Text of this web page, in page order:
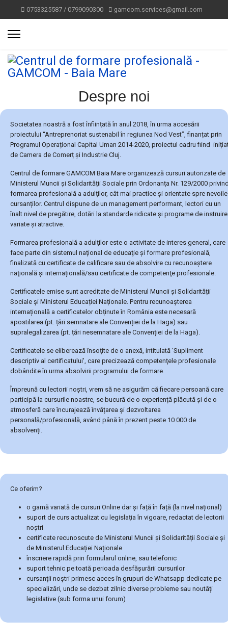
0753325587 / 0799090300 gamcom.services@gmail.com
Despre noi
Societatea noastră a fost înființată în anul 2018, în urma accesării
proiectului “Antreprenoriat sustenabil în regiunea Nod Vest”, finanțat prin
Programul Operațional Capital Uman 2014-2020, proiectul cadru fiind
de Camera de Comerț și Industrie Cluj.
Centrul de formare GAMCOM Baia Mare organizează cursuri autorizate de
Ministerul Muncii şi Solidarității Sociale prin Ordonanța Nr. 129/2000
formarea profesională a adulţilor, cât mai practice și orientate spre nevoile
cursanților. Centrul dispune de un management performant, lectori cu un
înalt nivel de pregătire, dotări la standarde ridicate și programe de instruire
variate și atractive.
Formarea profesională a adulţilor este o activitate de interes general, care
face parte din sistemul naţional de educaţie şi formare profesională,
finalizată cu certificate de calificare sau de absolvire cu recunoaştere
naţională şi internațională/sau certificate de competenţe profesionale.
Certificatele emise sunt acreditate de Ministerul Muncii și Solidarității
Sociale și Ministerul Educației Naționale. Pentru recunoașterea
internațională a certificatelor obținute în România este necesară
apostilarea (pt. țări semnatare ale Convenției de la Haga) sau
supralegalizarea (pt. țări nesemnatare ale Convenției de la Haga).
Certificatele se eliberează însoţite de o anexă, intitulată 'Supliment
descriptiv al certificatului', care precizează competenţele profesionale
dobândite în urma absolvirii programului de formare.
Împreună cu lectorii noștri, vrem să ne asigurăm că fiecare persoană care
participă la cursurile noastre, se bucură de o experiență plăcută și de o
atmosferă care încurajează învățarea și dezvoltarea
personală/profesională, având până în prezent peste 10 000 de
absolvenți.
Ce oferim?
o gamă variată de cursuri Online dar și față în față (la nivel național)
suport de curs actualizat cu legislația în vigoare, redactat de lectorii
noștri
certificate recunoscute de Ministerul Muncii și Solidarității Sociale și
de Ministerul Educației Naționale
înscriere rapidă prin formularul online, sau telefonic
suport tehnic pe toată perioada desfășurării cursurilor
cursanții noștri primesc acces în grupuri de Whatsapp dedicate pe
specializări, unde se dezbat zilnic diverse probleme sau noutăți
legislative (sub forma unui forum)